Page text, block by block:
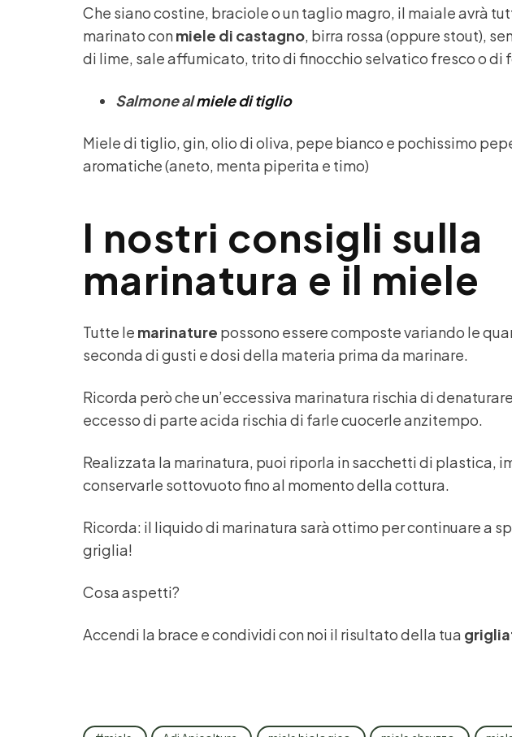
Che siano costine, braciole o un taglio magro, il maiale avrà
marinato conmiele di castagno, birra rossa (oppure stout),
di lime, sale affumicato, trito di finocchio selvatico fresco o di
Salmone almiele di tiglio
Miele di tiglio, gin, olio di oliva, pepe bianco e pochissimo
aromatiche (aneto, menta piperita e timo)
I nostri consigli sulla
marinatura e il miele
Tutte le marinature possono essere composte variando le
seconda di gusti e dosi della materia prima da marinare.
Ricorda però che un’eccessiva marinatura rischia di
eccesso di parte acida rischia di farle cuocerle anzitempo.
Realizzata la marinatura, puoi riporla in sacchetti di plastica,
conservarle sottovuoto fino al momento della cottura.
Ricorda: il liquido di marinatura sarà ottimo per continuare a
griglia!
Cosa aspetti?
Accendi la brace e condividi con noi il risultato della tua